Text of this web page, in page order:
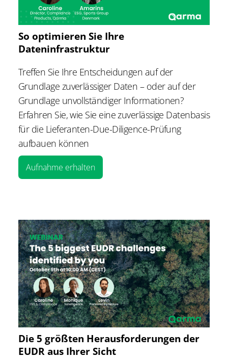
So optimieren Sie Ihre
Dateninfrastruktur
Treffen Sie Ihre Entscheidungen auf der
Grundlage zuverlässiger Daten – oder auf der
Grundlage unvollständiger Informationen?
Erfahren Sie, wie Sie eine zuverlässige Datenbasis
für die Lieferanten-Due-Diligence-Prüfung
aufbauen können
Aufnahme erhalten
Die 5 größten Herausforderungen der
EUDR aus Ihrer Sicht